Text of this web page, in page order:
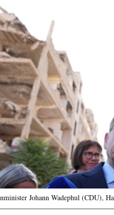
Johann Wadephul (CDU),